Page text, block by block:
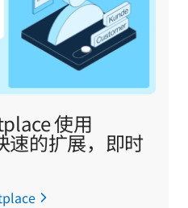
使用
速的扩展，即时